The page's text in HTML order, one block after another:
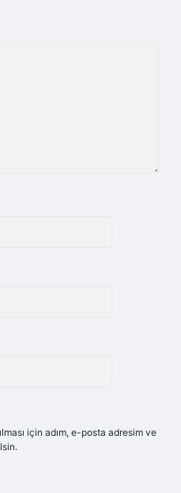
için adım, e-posta adresim ve